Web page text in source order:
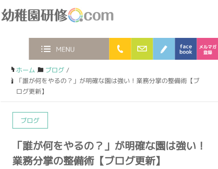
MENU 0120-36-2023
お問合わせフォー
ブログ
ホーム / ブログ /
「誰が何をやるの？」が明確な園は強い！業務分掌の整備術【ブ
ログ更新】
ブログ
「誰が何をやるの？」が明確な園は強い！
業務分掌の整備術【ブログ更新】